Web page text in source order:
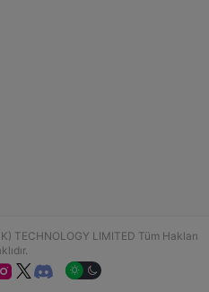
TECHNOLOGY LIMITED Tüm Hakları
 